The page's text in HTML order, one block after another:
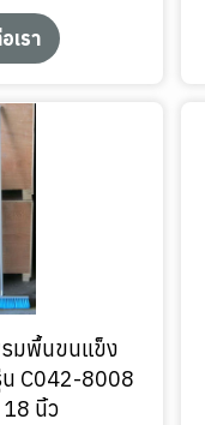
เรา
มพื้นขนแข็ง
น C042-8008
นิ้ว